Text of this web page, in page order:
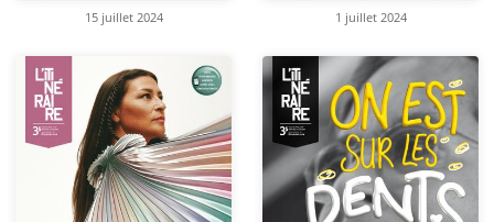
15 juillet 2024 1 juillet 2024